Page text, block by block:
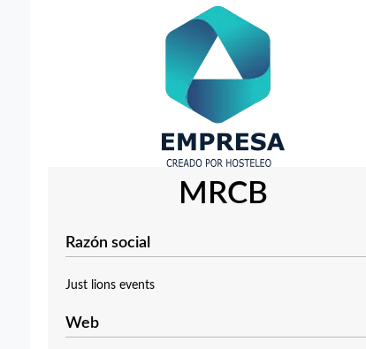
MRCB
Razón social
Just lions events
Web